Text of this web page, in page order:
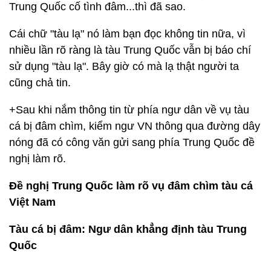
Trung Quốc cố tình đâm...thì đã sao.
Cái chữ "tàu lạ" nó làm bạn đọc không tin nữa, vì
nhiều lần rõ ràng là tàu Trung Quốc vẫn bị báo chí
sử dụng "tàu lạ". Bây giờ có mà lạ thật người ta
cũng chả tin.
+Sau khi nắm thông tin từ phía ngư dân về vụ tàu
cá bị đâm chìm, kiểm ngư VN thông qua đường dây
nóng đã có công văn gửi sang phía Trung Quốc đề
nghị làm rõ.
Đề nghị Trung Quốc làm rõ vụ đâm chìm tàu cá
Việt Nam
Tàu cá bị đâm: Ngư dân khẳng định tàu Trung
Quốc